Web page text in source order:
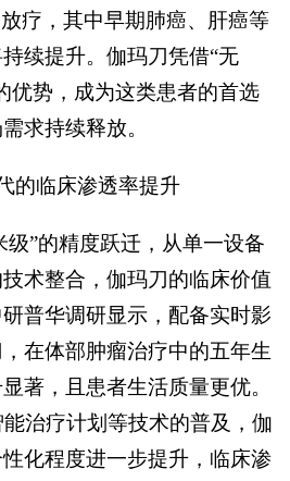
疗，其中早期肺癌、肝癌等
续提升。伽玛刀凭借“无
优势，成为这类患者的首选
求持续释放。
的临床渗透率提升
级”的精度跃迁，从单一设备
术整合，伽玛刀的临床价值
普华调研显示，配备实时影
在体部肿瘤治疗中的五年生
著，且患者生活质量更优。
治疗计划等技术的普及，伽
化程度进一步提升，临床渗